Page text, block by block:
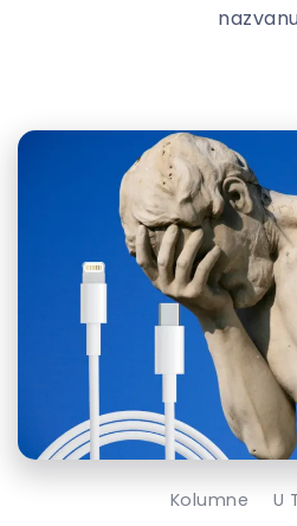
Kolumne U